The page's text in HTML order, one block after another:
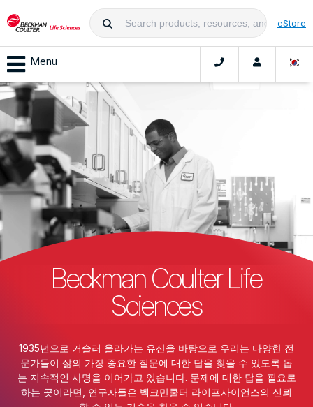
eStore
Menu
Beckman Coulter Life
Sciences
1935년으로 거슬러 올라가는 유산을 바탕으로 우리는 다양한 전
문가들이 삶의 가장 중요한 질문에 대한 답을 찾을 수 있도록 돕
는 지속적인 사명을 이어가고 있습니다. 문제에 대한 답을 필요로
하는 곳이라면, 연구자들은 벡크만쿨터 라이프사이언스의 신뢰